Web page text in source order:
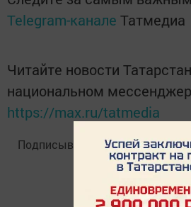
Telegram-канале Татмедиа
Читайте новости
национальном
https://max.ru/tatmedia
Подписывайтесь наTelegram-
новости»